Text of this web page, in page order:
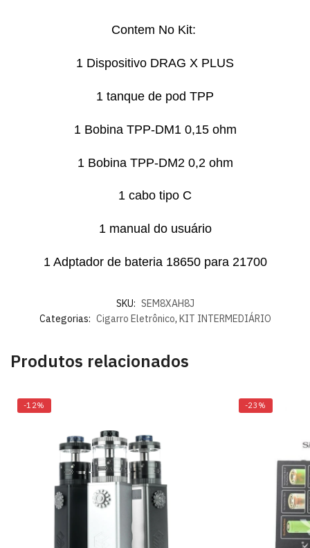
Contem No Kit:
1 Dispositivo DRAG X PLUS
1 tanque de pod TPP
1 Bobina TPP-DM1 0,15 ohm
1 Bobina TPP-DM2 0,2 ​​ohm
1 cabo tipo C
1 manual do usuário
1 Adptador de bateria 18650 para 21700
SKU: SEM8XAH8J
Categorias: Cigarro Eletrônico, KIT INTERMEDIÁRIO
Produtos relacionados
-12% -23%